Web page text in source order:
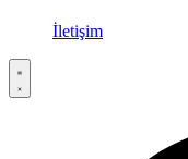
İletişim